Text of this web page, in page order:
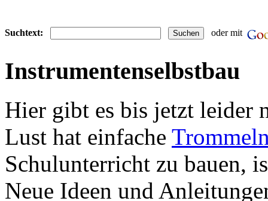
Suchtext: oder mit
Instrumentenselbstbau
Hier gibt es bis jetzt leider
Lust hat einfache
Schulunterricht zu bauen,
Neue Ideen und